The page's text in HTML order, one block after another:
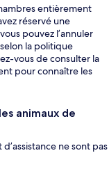
entièrement
réservé une
pouvez l’annuler
la politique
vous de consulter la
pour connaître les
animaux de
ne sont pas